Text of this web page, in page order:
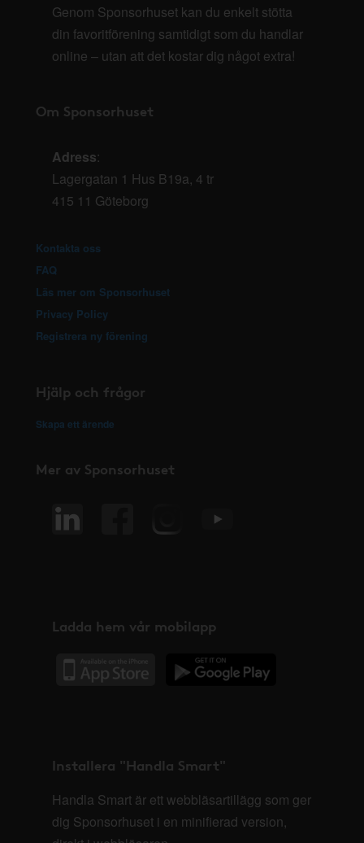
Genom Sponsorhuset kan du enkelt stötta
din favoritförening samtidigt som du handlar
online – utan att det kostar dig något extra!
Om Sponsorhuset
Adress:
Lagergatan 1 Hus B19a, 4 tr
415 11 Göteborg
Kontakta oss
FAQ
Läs mer om Sponsorhuset
Privacy Policy
Registrera ny förening
Hjälp och frågor
Skapa ett ärende
Mer av Sponsorhuset
Ladda hem vår mobilapp
Installera "Handla Smart"
Handla Smart är ett webbläsartillägg som ger
dig Sponsorhuset i en minifierad version,